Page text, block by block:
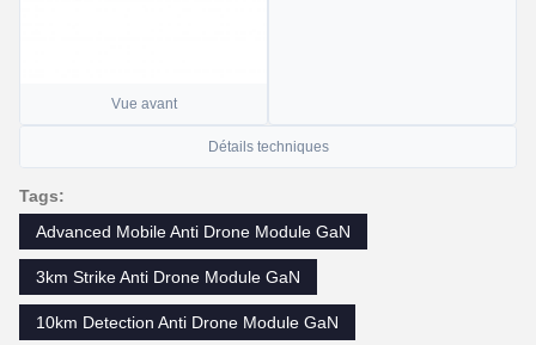
Vue avant
Détails techniques
Tags:
Advanced Mobile Anti Drone Module GaN
3km Strike Anti Drone Module GaN
10km Detection Anti Drone Module GaN